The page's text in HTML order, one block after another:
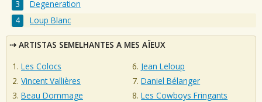
Degeneration
Loup Blanc
ARTISTAS SEMELHANTES A MES AÏEUX
Les Colocs
Vincent Vallières
Beau Dommage
Jean Leloup
Daniel Bélanger
Les Cowboys Fringants